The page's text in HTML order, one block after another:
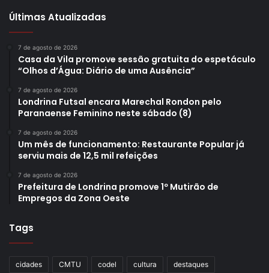
Últimas Atualizadas
7 de agosto de 2026
Casa da Vila promove sessão gratuita do espetáculo
“Olhos d’Água: Diário de uma Ausência”
7 de agosto de 2026
Londrina Futsal encara Marechal Rondon pelo
Paranaense Feminino neste sábado (8)
7 de agosto de 2026
Um mês de funcionamento: Restaurante Popular já
serviu mais de 12,5 mil refeições
7 de agosto de 2026
Prefeitura de Londrina promove 1º Mutirão de
Empregos da Zona Oeste
Tags
cidades CMTU codel cultura destaques